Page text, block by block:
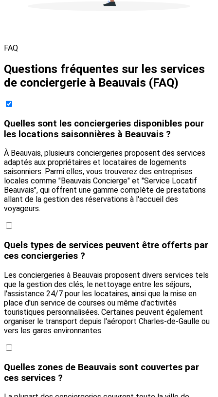
FAQ
Questions fréquentes sur les services
de conciergerie à Beauvais (FAQ)
Quelles sont les conciergeries disponibles pour
les locations saisonnières à Beauvais ?
À Beauvais, plusieurs conciergeries proposent des services
adaptés aux propriétaires et locataires de logements
saisonniers. Parmi elles, vous trouverez des entreprises
locales comme "Beauvais Concierge" et "Service Locatif
Beauvais", qui offrent une gamme complète de prestations
allant de la gestion des réservations à l'accueil des
voyageurs.
Quels types de services peuvent être offerts par
ces conciergeries ?
Les conciergeries à Beauvais proposent divers services tels
que la gestion des clés, le nettoyage entre les séjours,
l'assistance 24/7 pour les locataires, ainsi que la mise en
place d'un service de courses ou même d'activités
touristiques personnalisées. Certaines peuvent également
organiser le transport depuis l'aéroport Charles-de-Gaulle ou
vers les gares environnantes.
Quelles zones de Beauvais sont couvertes par
ces services ?